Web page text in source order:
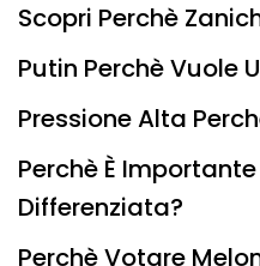
Scopri Perchè
Putin Perchè Vuole
Pressione Alta
Perchè È
Differenziata?
Perchè Votare